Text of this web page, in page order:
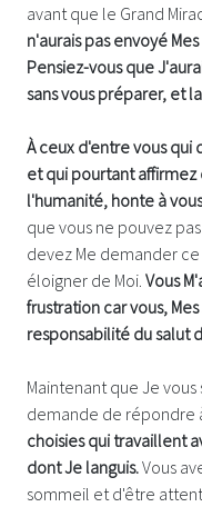
avant que le Grand
n'aurais pas envoyé
Pensiez-vous que
sans vous préparer, et
À ceux d'entre vous
et qui pourtant
l'humanité, honte à
que vous ne pouvez
devez Me demander
éloigner de Moi. Vous
frustration car vous,
responsabilité du salut
Maintenant que Je
demande de répondre
choisies qui travaillent
dont Je languis.Vous
sommeil et d'être